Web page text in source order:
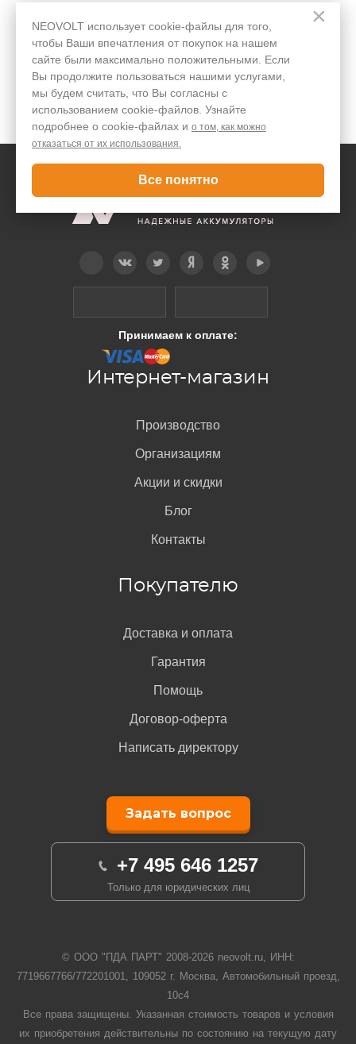
×
NEOVOLT использует cookie-файлы для того,
чтобы Ваши впечатления от покупок на нашем
сайте были максимально положительными. Если
Вы продолжите пользоваться нашими услугами,
мы будем считать, что Вы согласны с
использованием cookie-файлов. Узнайте
подробнее о cookie-файлах и о том, как можно
отказаться от их использования.
Все понятно
Обновление iOS 17:
быстро разряжается
iPhone (почему и как
исправить)
Редми разряжается:
после обновления
садится батарея Redmi
Принимаем к оплате:
Интернет-магазин
Производство
Организациям
Акции и скидки
Блог
Контакты
Покупателю
Доставка и оплата
Гарантия
Помощь
Договор-оферта
Написать директору
Задать вопрос
+7 495 646 1257
Только для юридических лиц
© ООО "ПДА ПАРТ" 2008-2026neovolt.ru, ИНН:
7719667766/772201001, 109052 г. Москва, Автомобильный проезд,
10с4
Все права защищены. Указанная стоимость товаров и условия
их приобретения действительны по состоянию на текущую дату